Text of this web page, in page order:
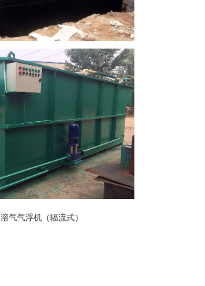
溶气气浮机（辐流式）